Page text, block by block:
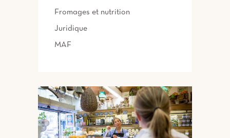
Fromages et nutrition
Juridique
MAF